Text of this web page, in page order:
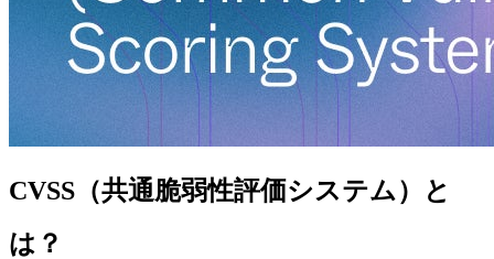
CVSS（共通脆弱性評価システム）と
は？